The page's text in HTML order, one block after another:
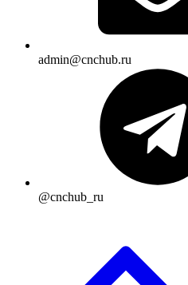
admin@cnchub.ru
@cnchub_ru